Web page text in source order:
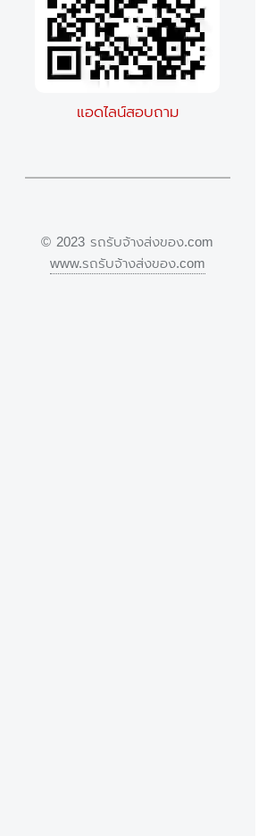
แอดไลน์สอบถาม
© 2023 รถรับจ้างส่งของ.com
www.รถรับจ้างส่งของ.com